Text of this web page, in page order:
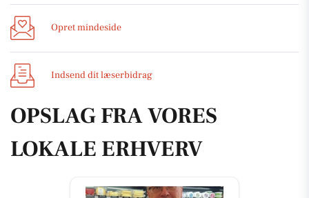
Opret mindeside
Indsend dit læserbidrag
OPSLAG FRA VORES
LOKALE ERHVERV